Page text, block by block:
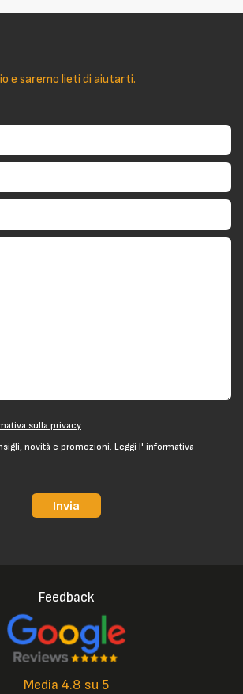
e saremo lieti di aiutarti.
sulla privacy
novità e promozioni. Leggi l' informativa
Invia
Feedback
Media 4.8 su 5